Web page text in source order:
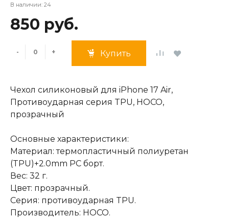
В наличии: 24
850 руб.
- + Купить
Чехол силиконовый для iPhone 17 Air,
Противоударная серия TPU, HOCO,
прозрачный
Основные характеристики:
Материал: термопластичный полиуретан
(TPU)+2.0mm PC борт.
Вес: 32 г.
Цвет: прозрачный.
Серия: противоударная TPU.
Производитель: HOCO.